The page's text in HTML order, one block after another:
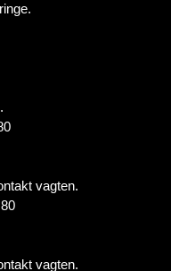
vagten.
vagten.